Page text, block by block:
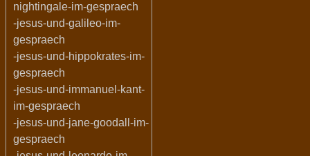
nightingale-im-gespraech
-jesus-und-galileo-im-
gespraech
-jesus-und-hippokrates-im-
gespraech
-jesus-und-immanuel-kant-
im-gespraech
-jesus-und-jane-goodall-im-
gespraech